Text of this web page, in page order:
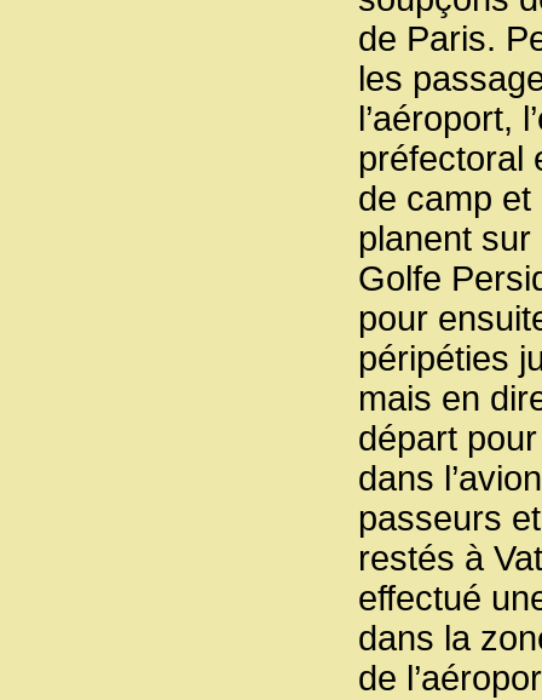
de Paris.
les
l’aéroport,
préfectoral
de camp et
planent
Golfe
pour
péripéties
mais en
départ
dans
passeurs
restés à
effectué
dans la
de